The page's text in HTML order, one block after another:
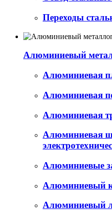
Переходы
Алюминиевый
Алюминиевая
Алюминиевая
Алюминиевая
Алюминиевая
Алюминиевые
Алюминиевый
Алюминиевый